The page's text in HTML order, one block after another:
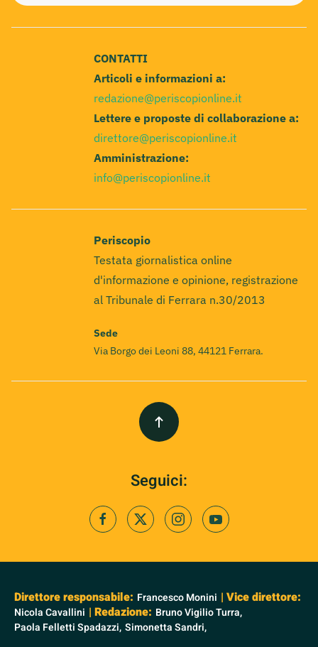
CONTATTI
Articoli e informazioni a:
redazione@periscopionline.it
Lettere e proposte di collaborazione a:
direttore@periscopionline.it
Amministrazione:
info@periscopionline.it
Periscopio
Testata giornalistica online
d'informazione e opinione, registrazione
al Tribunale di Ferrara n.30/2013
Sede
Via Borgo dei Leoni 88, 44121 Ferrara.
Seguici:
Direttore responsabile: Francesco Monini | Vice direttore:
Nicola Cavallini | Redazione: Bruno Vigilio Turra,
Paola Felletti Spadazzi, Simonetta Sandri,